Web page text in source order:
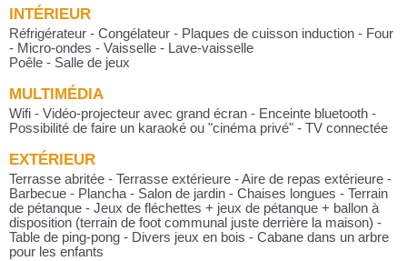
INTÉRIEUR
Réfrigérateur - Congélateur - Plaques de cuisson induction - Four
- Micro-ondes - Vaisselle - Lave-vaisselle
Poêle - Salle de jeux
MULTIMÉDIA
Wifi - Vidéo-projecteur avec grand écran - Enceinte bluetooth -
Possibilité de faire un karaoké ou "cinéma privé" - TV connectée
EXTÉRIEUR
Terrasse abritée - Terrasse extérieure - Aire de repas extérieure -
Barbecue - Plancha - Salon de jardin - Chaises longues - Terrain
de pétanque - Jeux de fléchettes + jeux de pétanque + ballon à
disposition (terrain de foot communal juste derrière la maison) -
Table de ping-pong - Divers jeux en bois - Cabane dans un arbre
pour les enfants